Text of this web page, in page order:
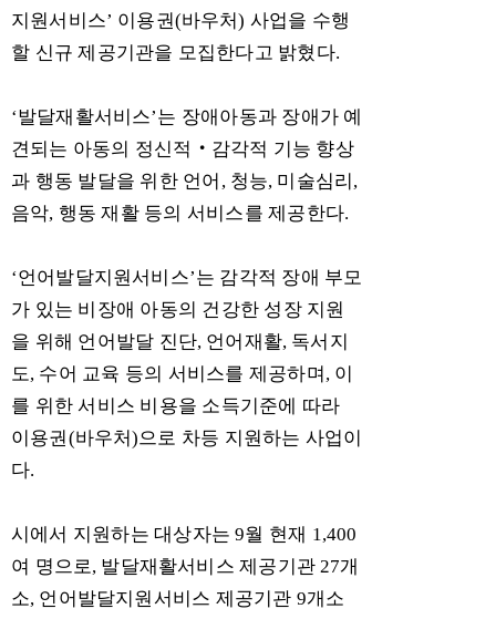
지원서비스’ 이용권(바우처) 사업을 수행
할 신규 제공기관을 모집한다고 밝혔다.
‘발달재활서비스’는 장애아동과 장애가 예
견되는 아동의 정신적 ‧ 감각적 기능 향상
과 행동 발달을 위한 언어 , 청능, 미술심리 ,
음악, 행동 재활 등의 서비스를 제공한다.
‘언어발달지원서비스’는 감각적 장애 부모
가 있는 비장애 아동의 건강한 성장 지원
을 위해 언어발달 진단, 언어재활, 독서지
도, 수어 교육 등의 서비스를 제공하며 , 이
를 위한 서비스 비용을 소득기준에 따라
이용권(바우처)으로 차등 지원하는 사업이
다.
시에서 지원하는 대상자는9월 현재 1,400
여 명으로, 발달재활서비스 제공기관27개
소, 언어발달지원서비스 제공기관 9개소